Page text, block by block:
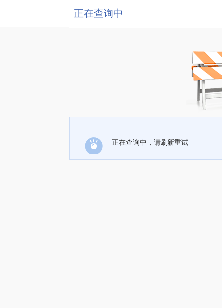
正在查询中
正在查询中，请刷新重试